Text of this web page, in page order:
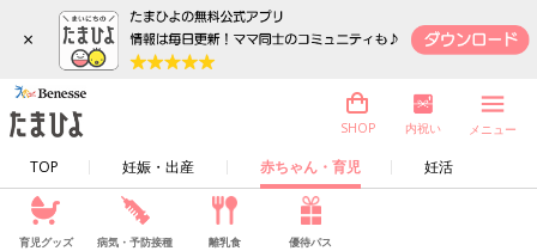
×
TOP 妊娠・出産 赤ちゃん・育児 妊活
SHOP 内祝い メニュー
育児グッズ 病気・予防接種 離乳食 優待パス